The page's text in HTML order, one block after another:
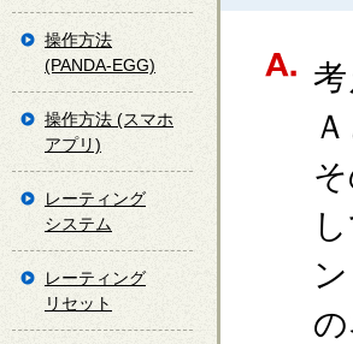
操作方法
(PANDA-EGG)
操作方法 (スマホ
アプリ)
レーティング
システム
レーティング
リセット